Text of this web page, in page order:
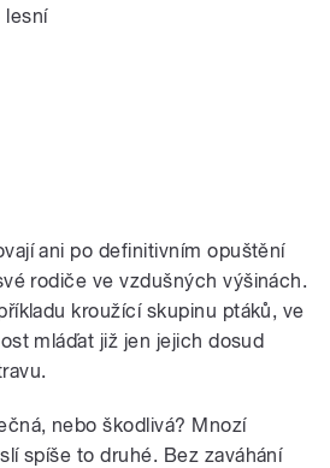
lesní
ani po definitivním opuštění
rodiče ve vzdušných výšinách.
kroužící skupinu ptáků, ve
mláďat již jen jejich dosud
nebo škodlivá? Mnozí
spíše to druhé. Bez zaváhání